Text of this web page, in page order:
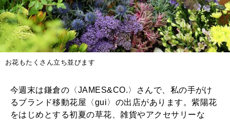
お花もたくさん立ち並びます
今週末は鎌倉の〈JAMES&CO.〉さんで、私の手がけ
るブランド移動花屋〈gui〉の出店があります。紫陽花
をはじめとする初夏の草花、雑貨やアクセサリーな